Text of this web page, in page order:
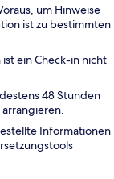
um Hinweise
ist zu bestimmten
ein Check-in nicht
48 Stunden
Informationen